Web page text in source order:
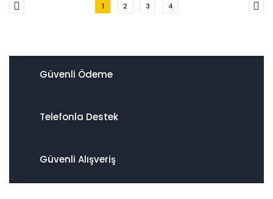
1 2 3 4
Güvenli Ödeme
Telefonla Destek
Güvenli Alışveriş